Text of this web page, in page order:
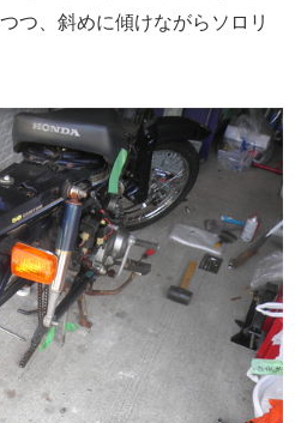
つ、斜めに傾けながらソロリ